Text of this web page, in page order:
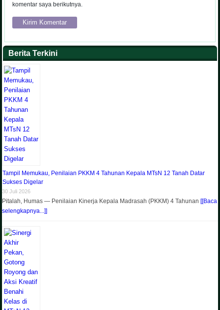
komentar saya berikutnya.
Berita Terkini
Tampil Memukau, Penilaian PKKM 4 Tahunan Kepala MTsN 12 Tanah Datar
Sukses Digelar
30 Juli 2026
Pitalah, Humas — Penilaian Kinerja Kepala Madrasah (PKKM) 4 Tahunan[[Baca
selengkapnya...]]